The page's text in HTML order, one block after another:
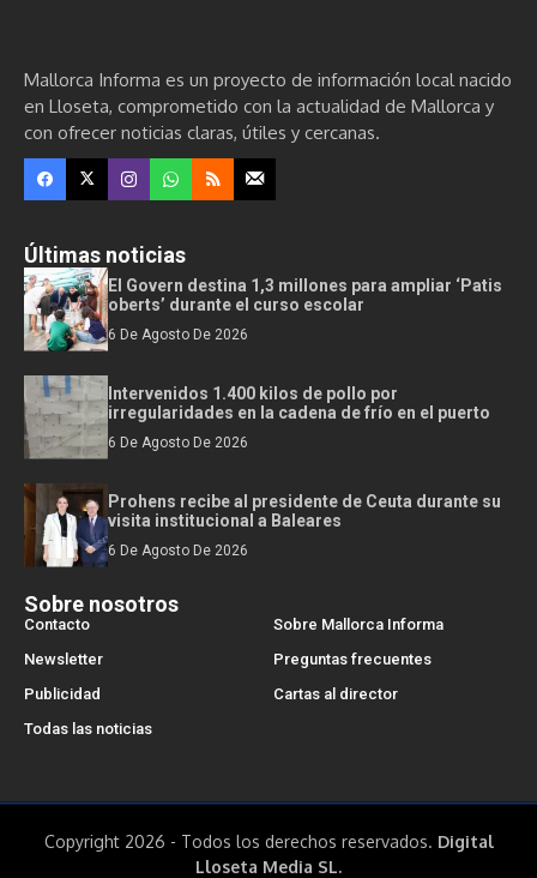
Mallorca Informa es un proyecto de información local nacido
en Lloseta, comprometido con la actualidad de Mallorca y
con ofrecer noticias claras, útiles y cercanas.
Últimas noticias
El Govern destina 1,3 millones para ampliar ‘Patis
oberts’ durante el curso escolar
6 De Agosto De 2026
Intervenidos 1.400 kilos de pollo por
irregularidades en la cadena de frío en el puerto
6 De Agosto De 2026
Prohens recibe al presidente de Ceuta durante su
visita institucional a Baleares
6 De Agosto De 2026
Sobre nosotros
Contacto
Sobre Mallorca Informa
Newsletter
Preguntas frecuentes
Publicidad
Cartas al director
Todas las noticias
Copyright 2026 - Todos los derechos reservados. Digital
Lloseta Media SL.